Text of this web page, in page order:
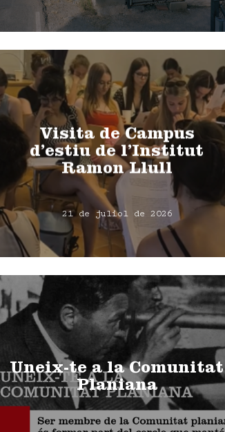
Visita de Campus
d’estiu de l’Institut
Ramon Llull
21 de juliol de 2026
Uneix-te a la Comunitat
Planiana